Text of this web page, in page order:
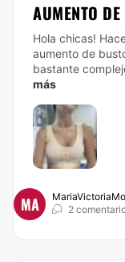
AUMENTO
Hola chicas!
aumento de
bastante
más
MA
2